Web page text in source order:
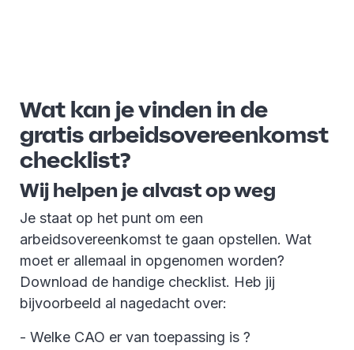
Wat kan je vinden in de
gratis arbeidsovereenkomst
checklist?
Wij helpen je alvast op weg
Je staat op het punt om een
arbeidsovereenkomst te gaan opstellen. Wat
moet er allemaal in opgenomen worden?
Download de handige checklist. Heb jij
bijvoorbeeld al nagedacht over:
- Welke CAO er van toepassing is ?